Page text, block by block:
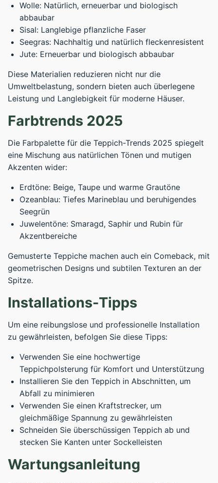
Wolle: Natürlich, erneuerbar und biologisch
abbaubar
Sisal: Langlebige pflanzliche Faser
Seegras: Nachhaltig und natürlich fleckenresistent
Jute: Erneuerbar und biologisch abbaubar
Diese Materialien reduzieren nicht nur die
Umweltbelastung, sondern bieten auch überlegene
Leistung und Langlebigkeit für moderne Häuser.
Farbtrends 2025
Die Farbpalette für die Teppich-Trends 2025 spiegelt
eine Mischung aus natürlichen Tönen und mutigen
Akzenten wider:
Erdtöne: Beige, Taupe und warme Grautöne
Ozeanblau: Tiefes Marineblau und beruhigendes
Seegrün
Juwelentöne: Smaragd, Saphir und Rubin für
Akzentbereiche
Gemusterte Teppiche machen auch ein Comeback, mit
geometrischen Designs und subtilen Texturen an der
Spitze.
Installations-Tipps
Um eine reibungslose und professionelle Installation
zu gewährleisten, befolgen Sie diese Tipps:
Verwenden Sie eine hochwertige
Teppichpolsterung für Komfort und Unterstützung
Installieren Sie den Teppich in Abschnitten, um
Abfall zu minimieren
Verwenden Sie einen Kraftstrecker, um
gleichmäßige Spannung zu gewährleisten
Schneiden Sie überschüssigen Teppich ab und
stecken Sie Kanten unter Sockelleisten
Wartungsanleitung